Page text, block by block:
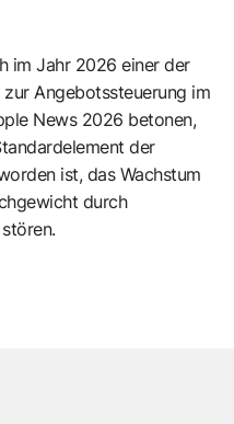
im Jahr 2026 einer der
Angebotssteuerung im
News 2026 betonen,
der
ist, das Wachstum
durch